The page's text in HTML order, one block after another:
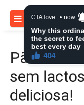
content
MENU
Pão
sem
deliciosa!